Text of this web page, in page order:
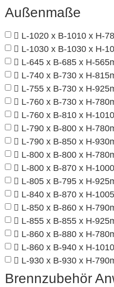
Außenmaße
L-1020 x B-1010 x H-
L-1030 x B-1030 x H-
L-645 x B-685 x H-
L-740 x B-730 x H-
L-755 x B-730 x H-
L-760 x B-730 x H-
L-760 x B-810 x H-
L-790 x B-800 x H-
L-790 x B-850 x H-
L-800 x B-800 x H-
L-800 x B-870 x H-
L-805 x B-795 x H-
L-840 x B-870 x H-
L-850 x B-860 x H-
L-855 x B-855 x H-
L-860 x B-880 x H-
L-860 x B-940 x H-
L-930 x B-930 x H-
Brennzubehör